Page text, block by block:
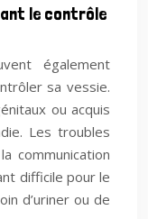
le contrôle
également
sa vessie.
ou acquis
Les troubles
communication
difficile pour le
d’uriner ou de